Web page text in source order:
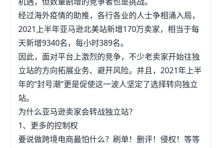
经过海外疫情的助推，各行各业的人士争相涌入局，
2021上半年亚马逊北美站新增170万卖家，相当于每
天新增9340名，每小时389名。
因此，面对平台上激烈的竞争，不少老卖家开始往独
立站的方向拓展业务、避开风险。并且，2021年上半
年的“封号潮”更是促使这一波人坚定了选择转向独立
站。
为什么亚马逊卖家会转战独立站？
1、更多的控制权
要说做跨境电商最怕什么？刷单！删评！侵权！等等